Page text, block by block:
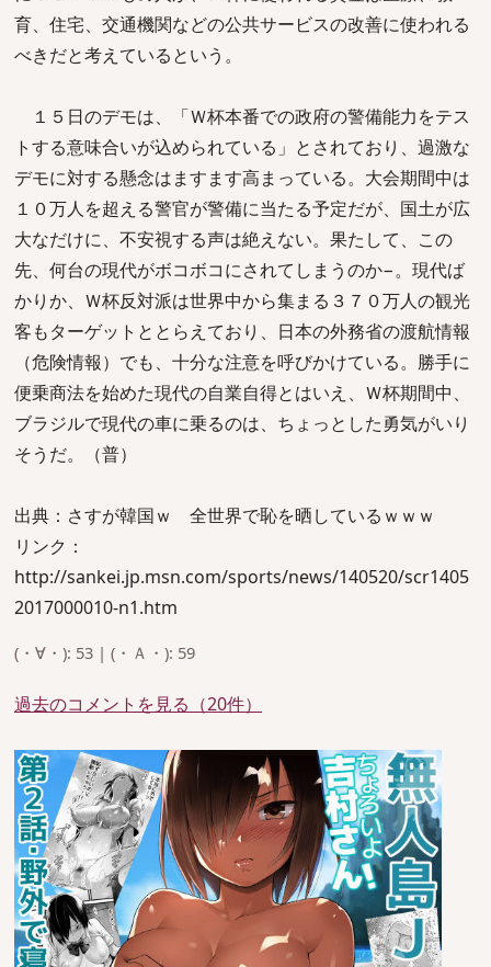
育、住宅、交通機関などの公共サービスの改善に使われる
べきだと考えているという。
１５日のデモは、「Ｗ杯本番での政府の警備能力をテス
トする意味合いが込められている」とされており、過激な
デモに対する懸念はますます高まっている。大会期間中は
１０万人を超える警官が警備に当たる予定だが、国土が広
大なだけに、不安視する声は絶えない。果たして、この
先、何台の現代がボコボコにされてしまうのか−。現代ば
かりか、Ｗ杯反対派は世界中から集まる３７０万人の観光
客もターゲットととらえており、日本の外務省の渡航情報
（危険情報）でも、十分な注意を呼びかけている。勝手に
便乗商法を始めた現代の自業自得とはいえ、Ｗ杯期間中、
ブラジルで現代の車に乗るのは、ちょっとした勇気がいり
そうだ。（普）
出典：さすが韓国ｗ 全世界で恥を晒しているｗｗｗ
リンク：
http://sankei.jp.msn.com/sports/news/140520/scr1405
2017000010-n1.htm
(・∀・): 53 | (・Ａ・): 59
過去のコメントを見る（20件）